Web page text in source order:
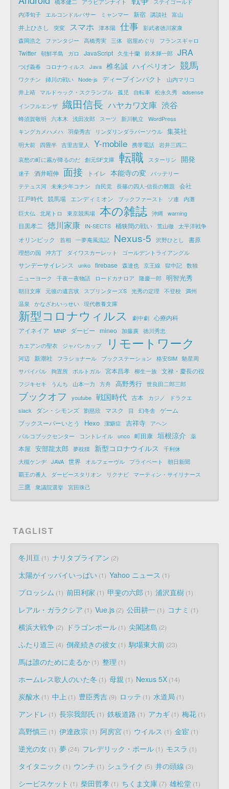
内澤旬子
エルコンドルパサー ミャンマー 新宿 講談社 富山
井上ひさし 突変 スマホ 津本陽 仕事 影武者徳川家康
森岡浩之
ファンタジー 高橋秀実 三体 宿屋めぐり フランスギャロ
Twitter 朝鮮半島 ガロ JavaScript 久生十蘭 鈴木輝一郎 JRA
つげ義春 コロナウィルス Java 椎名誠 ハイペリオン 競馬
ワクチン 姉川の戦い Node-js ディープインパクト
山内マリコ
井上靖
マルドゥック・スクランブル 孤児 自転車 松永久秀 adsense
インフルエンザ 織田信長 ハヤカワ文庫 渋谷
蜂須賀敬明 六本木 浅田次郎 スーツ 新川帆立
WordPress
キングカメハメハ 羽柴秀吉 リンダリンダラバーソウル 集英社
明大前 四畳半 吉里吉里人 Y-mobile 携帯電話 岩井三四二
哀愁の町に霧が降るのだ 創元SF文庫 転職 スターリン 開発
迷子 酒井昭伸 面接 トイレ 本能寺の変
バッテリー
テテュス河 未来少年コナン 自民党 長篠の四人-信長の難題
会社
江戸時代 競馬場 エンディミオン ブックファースト ソ連
内灘
巨大仏
北尾トロ 東京競馬場 本の雑誌 沖縄 warning
目黒孝二 徳川家康 IN-SECTS 桶狭間の戦い 荒山徹 太平洋戦争
オリンピック 首相 一夢庵風流記 Nexus-5 沢野ひとし 書原
理想の国 冲方丁 ダイワスカーレット ゴールデントライアングル
サンデーサイレンス unko firebase 森達也 京王線 獄中記 数独
ニューヨーク
千夜一夜物語 ロードカナロア 隆慶一郎 明智光秀
朝日文庫 元彼の遺言状 スプリンターズS 光秀の定理 不登校 満州
温泉
かなざわいっせい 現代教養文庫
新型コロナウィルス 劇中劇 心療内科
アイネイア
MNP ダービー mineo 加藤廣 徳川秀忠
カエアンの聖衣
ジャパンカップ リモートワーク
河辺 新潮社 フラショナール ブックステーション 格安SIM 馳星周
サバイバル 拘置所 ポルトガル 宮本昌孝 柳生一族 文禄・慶長の役
フジキセキ うんち 山本一力 方舟 高野秀行 世良田二郎三郎
ブックオフ youtube 戦国時代 古本 カジノ
ドラクエ
slack
ダン・シモンズ 劉慈欣 マスク 目 幻冬舎 ゲーム
ブックスーパーいとう
Hexo 潔癖症 吉祥寺
アヘン
パルコブックセンター
コントレイル unco 町田康 垣根涼介 薬
本屋 安部龍太郎 夢枕獏 新型コロナウイルス
千利休
大槻ケンヂ JAVA 世界 オルフェーヴル プライベート
朝日新聞
覇王の番人
ダービースタリオン リクナビ マーティン・サイリナース
三鷹 衆議院選挙 宮田珠己
TAGLIST
冬川亘 1 ナリタブライアン 2
太陽がイッパイいっぱい 1 Yahoo ニュース 1
プロッシム 1 前田利家 1 甲斐の六郎 1 浦沢直樹 1
レアル・ガラクシア 1 Vue.js 2 公田耕一 1 コナミ 1
横浜大戦争 2 ドラゴンボール 1 尖閣諸島 2
ふたり道三 4 倒産続きの彼女 1 駒場東大前 23
馬は誰のために走るか 1 整理 1
ホームレス歌人のいた冬 1 母親 1 Nexus 5X 14
炭酸水 1 中上 1 豊臣秀吉 9 ロッテ 1 水道局 1
アンドレ 1 長宗我部氏 1 鉄板道路 1 アカギ 1 梅花 1
高野慎三 1 伊達政宗 1 阿房宮 1 ウイルス 1 金宦 1
逆光の女 1 夢 24 フレデリック・ポール 1 モスラ 1
タイタニック 1 ウンチ 1 シュライク 5 井の頭線 3
シービスケット 1 柴田哲孝 1 ちくま文庫 7 雄松堂 1